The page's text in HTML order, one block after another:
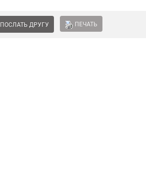
ПОСЛАТЬ ДРУГУ ПЕЧАТЬ